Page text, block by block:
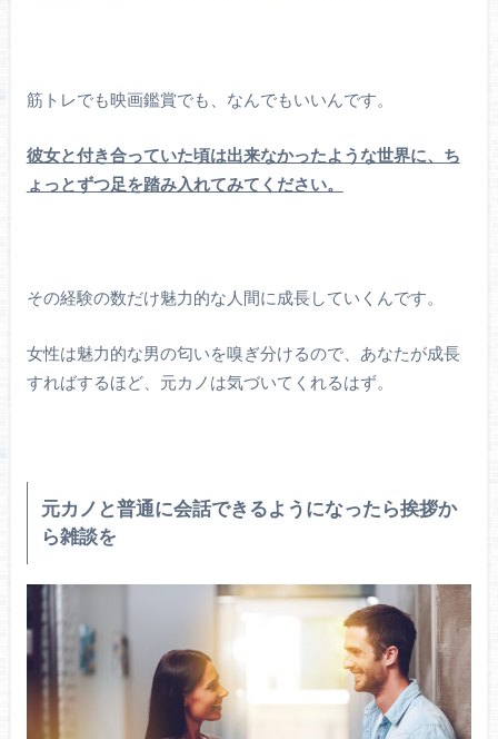
筋トレでも映画鑑賞でも、なんでもいいんです。
彼女と付き合っていた頃は出来なかったような世界に、ち
ょっとずつ足を踏み入れてみてください。
その経験の数だけ魅力的な人間に成長していくんです。
女性は魅力的な男の匂いを嗅ぎ分けるので、あなたが成長
すればするほど、元カノは気づいてくれるはず。
元カノと普通に会話できるようになったら挨拶か
ら雑談を